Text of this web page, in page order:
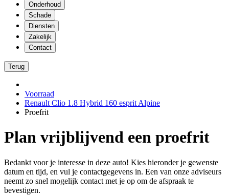
Onderhoud
Schade
Diensten
Zakelijk
Contact
Terug
Voorraad
Renault Clio 1.8 Hybrid 160 esprit Alpine
Proefrit
Plan vrijblijvend een proefrit
Bedankt voor je interesse in deze auto! Kies hieronder je gewenste
datum en tijd, en vul je contactgegevens in. Een van onze adviseurs
neemt zo snel mogelijk contact met je op om de afspraak te
bevestigen.